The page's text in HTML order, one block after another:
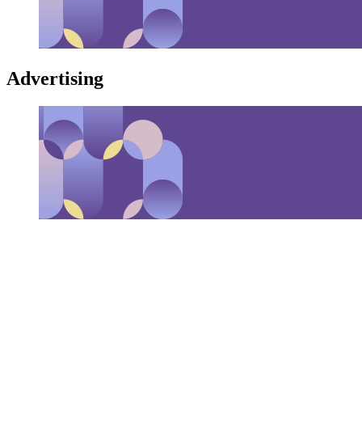
Advertising